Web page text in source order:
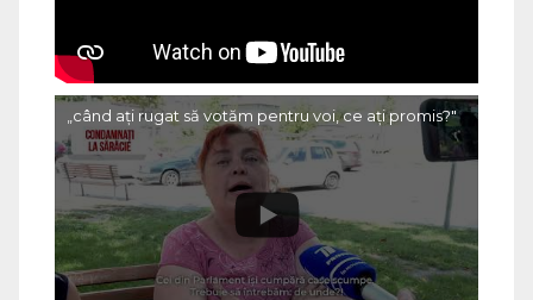
„când ați rugat să votăm pentru voi, ce ați promis?"